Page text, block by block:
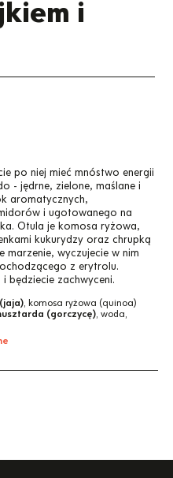
i
po niej mieć mnóstwo energii
- jędrne, zielone, maślane i
aromatycznych,
i ugotowanego na
Otula je komosa ryżowa,
kukurydzy oraz chrupką
marzenie, wyczujecie w nim
z erytrolu.
będziecie zachwyceni.
, komosa ryżowa (quinoa)
(gorczycę), woda,